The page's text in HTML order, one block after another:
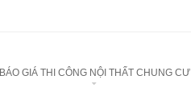
BÁO GIÁ THI CÔNG NỘI THẤT CHUNG CƯ